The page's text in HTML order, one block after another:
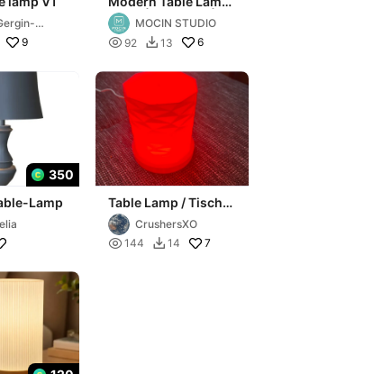
9
Decor| 8 x 20cm | ~2
hour print
MOCIN STUDIO
 92  13 6
350
Lamp
Table Lamp / Tisch
LampeCrushersXO
 144  14 7